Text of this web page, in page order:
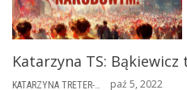
Katarzyna TS: Bąkiewicz
KATARZYNA TRETER-SIERPIŃSKA paź 5, 2022